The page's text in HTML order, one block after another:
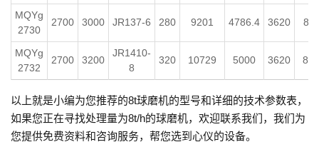
MQYg
2730
2700 3000 JR137-6 280 9201 4786.4 3620 8
MQYg
2732
2700 3200
JR1410-
8
320 10729 5000 3620 8
以上就是小编为您推荐的8t球磨机的型号和详细的技术参数表，
如果您正在寻找处理量为8t/h的球磨机，欢迎联系我们，我们为
您提供免费资料和咨询服务，帮您选到心仪的设备。